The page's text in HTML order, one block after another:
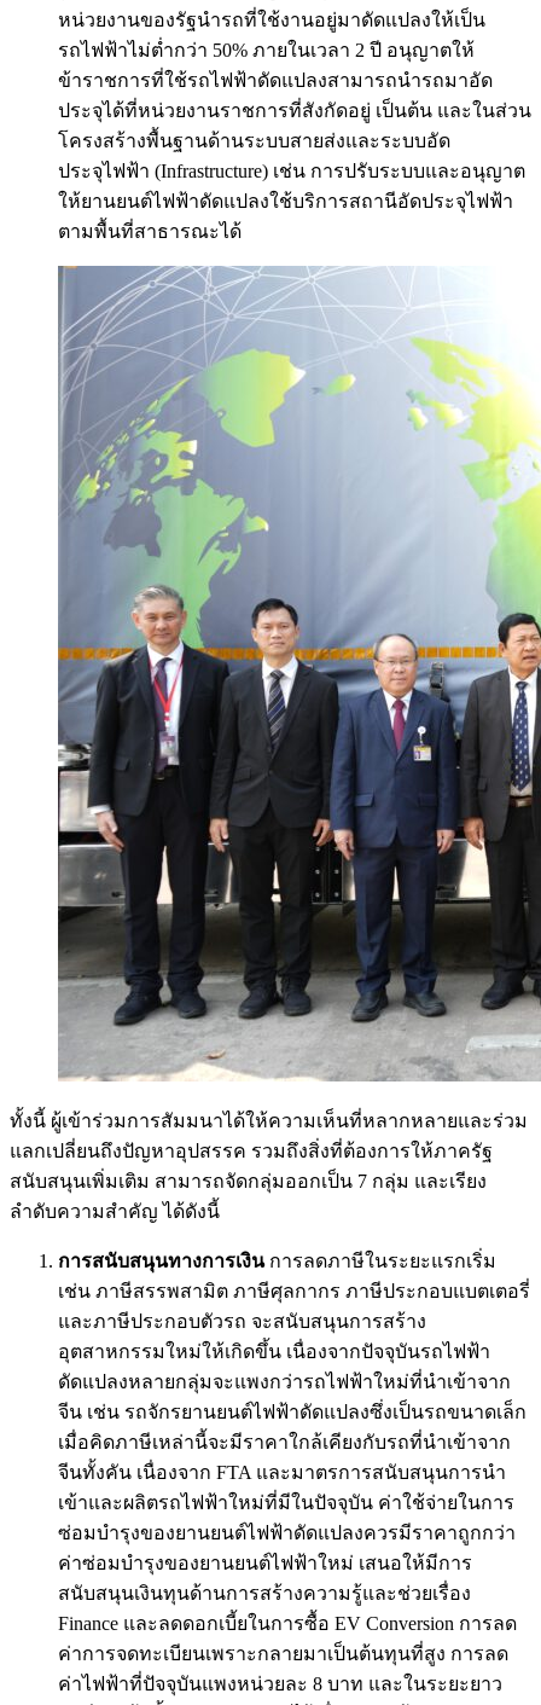
หน่วยงานของรัฐนำรถที่ใช้งานอยู่มาดัดแปลงให้เป็น
รถไฟฟ้าไม่ต่ำกว่า 50% ภายในเวลา 2 ปี อนุญาตให้
ข้าราชการที่ใช้รถไฟฟ้าดัดแปลงสามารถนำรถมาอัด
ประจุได้ที่หน่วยงานราชการที่สังกัดอยู่ เป็นต้น และในส่วน
โครงสร้างพื้นฐานด้านระบบสายส่งและระบบอัด
ประจุไฟฟ้า (Infrastructure) เช่น การปรับระบบและอนุญาต
ให้ยานยนต์ไฟฟ้าดัดแปลงใช้บริการสถานีอัดประจุไฟฟ้า
ตามพื้นที่สาธารณะได้
ทั้งนี้ ผู้เข้าร่วมการสัมมนาได้ให้ความเห็นที่หลากหลายและร่วม
แลกเปลี่ยนถึงปัญหาอุปสรรค รวมถึงสิ่งที่ต้องการให้ภาครัฐ
สนับสนุนเพิ่มเติม สามารถจัดกลุ่มออกเป็น 7 กลุ่ม และเรียง
ลำดับความสำคัญ ได้ดังนี้
การสนับสนุนทางการเงิน การลดภาษีในระยะแรกเริ่ม
เช่น ภาษีสรรพสามิต ภาษีศุลกากร ภาษีประกอบแบตเตอรี่
และภาษีประกอบตัวรถ จะสนับสนุนการสร้าง
อุตสาหกรรมใหม่ให้เกิดขึ้น เนื่องจากปัจจุบันรถไฟฟ้า
ดัดแปลงหลายกลุ่มจะแพงกว่ารถไฟฟ้าใหม่ที่นำเข้าจาก
จีน เช่น รถจักรยานยนต์ไฟฟ้าดัดแปลงซึ่งเป็นรถขนาดเล็ก
เมื่อคิดภาษีเหล่านี้จะมีราคาใกล้เคียงกับรถที่นำเข้าจาก
จีนทั้งคัน เนื่องจาก FTA และมาตรการสนับสนุนการนำ
เข้าและผลิตรถไฟฟ้าใหม่ที่มีในปัจจุบัน ค่าใช้จ่ายในการ
ซ่อมบำรุงของยานยนต์ไฟฟ้าดัดแปลงควรมีราคาถูกกว่า
ค่าซ่อมบำรุงของยานยนต์ไฟฟ้าใหม่ เสนอให้มีการ
สนับสนุนเงินทุนด้านการสร้างความรู้และช่วยเรื่อง
Finance และลดดอกเบี้ยในการซื้อ EV Conversion การลด
ค่าการจดทะเบียนเพราะกลายมาเป็นต้นทุนที่สูง การลด
ค่าไฟฟ้าที่ปัจจุบันแพงหน่วยละ 8 บาท และในระยะยาว